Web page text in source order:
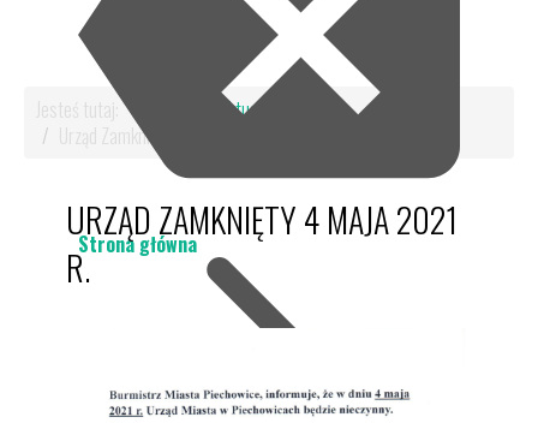
Strona główna
Jesteś tutaj:
Aktualności
Urząd Zamknięty 4 maja 2021 r.
URZĄD ZAMKNIĘTY 4 MAJA 2021
R.